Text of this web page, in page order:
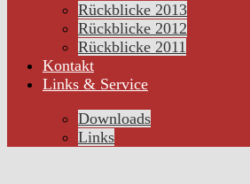
Rückblicke 2013
Rückblicke 2012
Rückblicke 2011
Kontakt
Links & Service
Downloads
Links